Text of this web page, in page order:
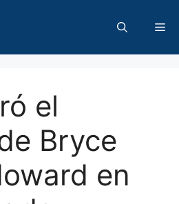
el
Bryce
en